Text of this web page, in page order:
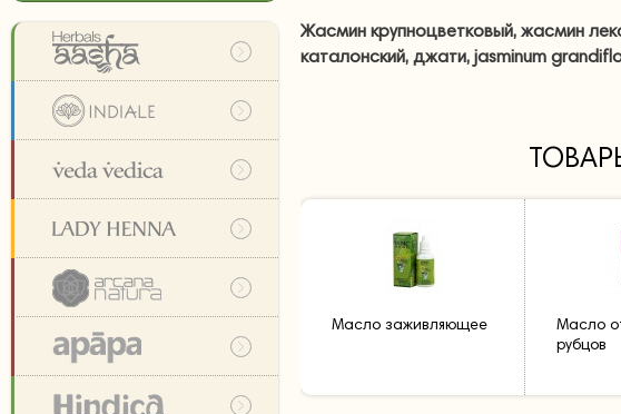
Жасмин крупноцветковый, жасмин
каталонский, джати, jasminum
Масло заживляющее
Масло
рубцов